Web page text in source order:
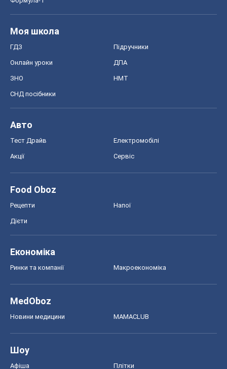
Моя школа
ГДЗ Підручники
Онлайн уроки ДПА
ЗНО НМТ
СНД посібники
Авто
Тест Драйв Електромобілі
Акції Сервіс
Food Oboz
Рецепти Напої
Дієти
Економіка
Ринки та компанії Макроекономіка
MedOboz
Новини медицини MAMACLUB
Шоу
Афіша Плітки